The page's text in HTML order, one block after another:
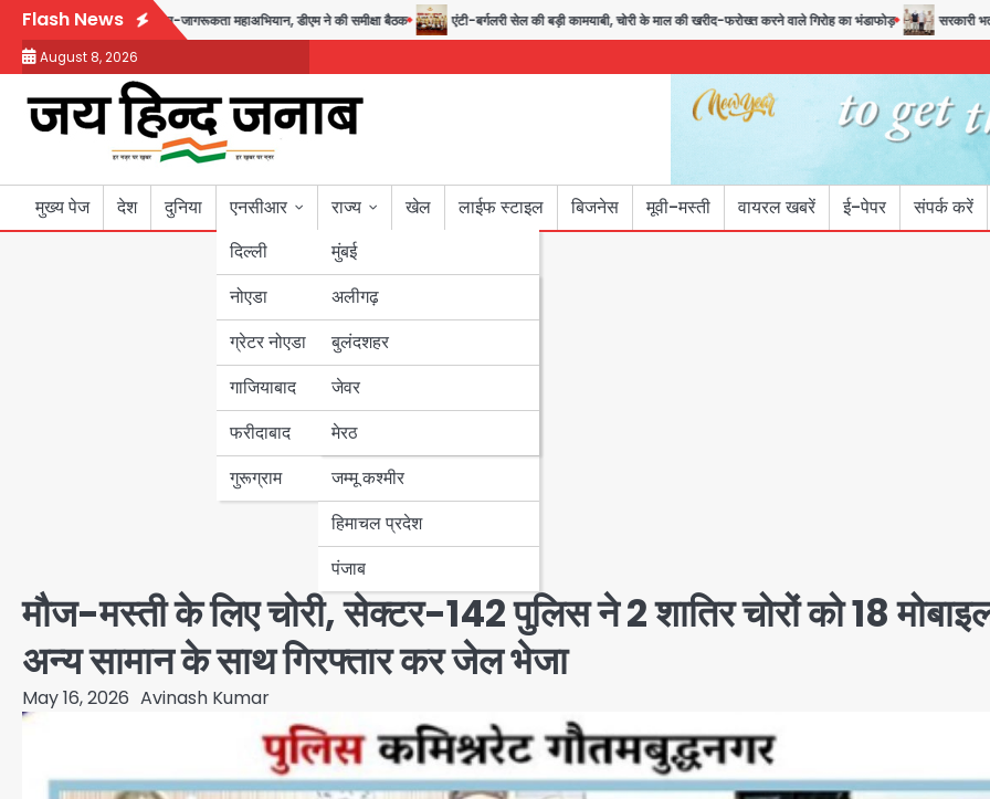
Skip
content
Flash News
तक चलेगा जन-जागरूकता महाअभियान, डीएम ने की समीक्षा बैठक एंटी-बर्गलरी सेल की बड़ी कामयाबी, चोरी के माल की खरीद-फरोख्त करने वाले गिरोह का भंडाफोड़ सरकारी भर्ती
August 8, 2026
मुख्य पेज देश दुनिया
एनसीआर
दिल्ली
नोएडा
ग्रेटर नोएडा
गाजियाबाद
फरीदाबाद
गुरूग्राम
राज्य
मुंबई
उत्तर प्रदेश
अलीगढ़
बुलंदशहर
जेवर
मेरठ
बिहार
पंजाब
हरियाणा
जम्मू कश्मीर
हिमाचल प्रदेश
पंजाब
खेल लाईफ स्टाइल बिजनेस मूवी-मस्ती वायरल खबरें ई-पेपर संपर्क करें
मौज-मस्ती के लिए चोरी, सेक्टर-142 पुलिस ने 2 शातिर चोरों को 18
अन्य सामान के साथ गिरफ्तार कर जेल भेजा
May 16, 2026 Avinash Kumar